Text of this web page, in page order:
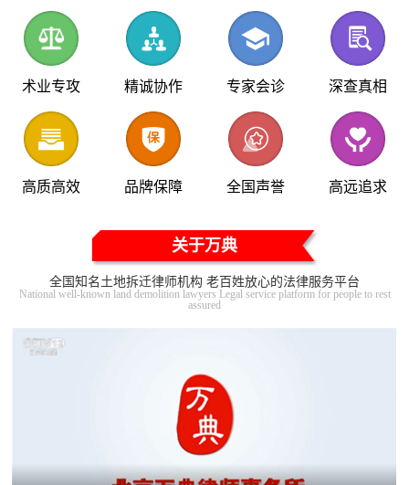
术业专攻 精诚协作 专家会诊 深查真相
高质高效 品牌保障 全国声誉 高远追求
关于万典
全国知名土地拆迁律师机构 老百姓放心的法律服务平台
National well-known land demolition lawyers Legal service platform for people to rest
assured